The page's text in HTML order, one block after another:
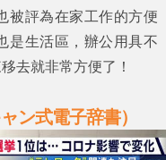
被評為在家工作的方便
是生活區，辦公用具不
去就非常方便了！
ン式電子辞書）